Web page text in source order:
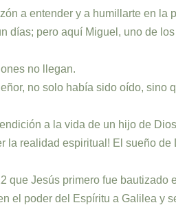
a entender y a humillarte en
pero aquí Miguel, uno de
no llegan.
no solo había sido oído,
a la vida de un hijo de
la realidad espiritual! El sueño
Jesús primero fue
el poder del Espíritu a Galilea